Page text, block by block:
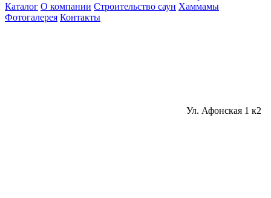
Каталог О компании Строительство саун Хаммамы
Фотогалерея Контакты
Ул. Афонская 1 к2